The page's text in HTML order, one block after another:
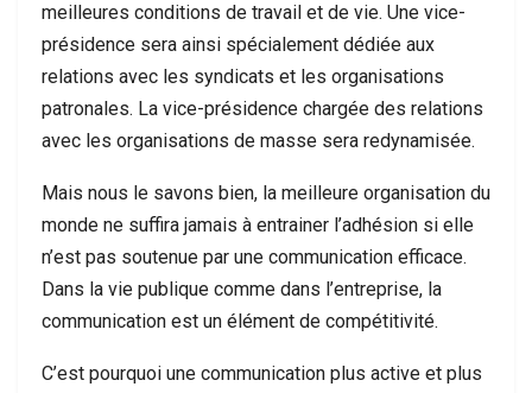
meilleures conditions de travail et de vie. Une vice-
présidence sera ainsi spécialement dédiée aux
relations avec les syndicats et les organisations
patronales. La vice-présidence chargée des relations
avec les organisations de masse sera redynamisée.
Mais nous le savons bien, la meilleure organisation du
monde ne suffira jamais à entrainer l’adhésion si elle
n’est pas soutenue par une communication efficace.
Dans la vie publique comme dans l’entreprise, la
communication est un élément de compétitivité.
C’est pourquoi une communication plus active et plus